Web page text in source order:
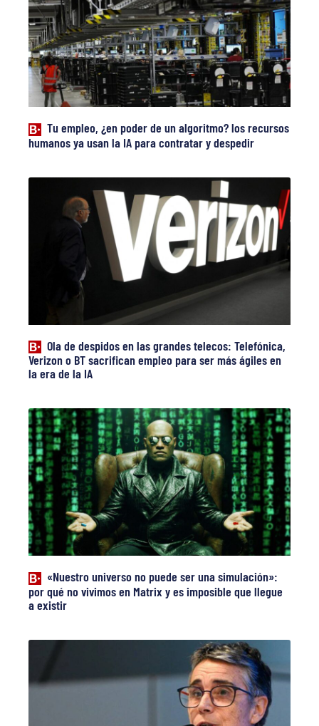
Tu empleo, ¿en poder de un algoritmo? los recursos
humanos ya usan la IA para contratar y despedir
Ola de despidos en las grandes telecos: Telefónica,
Verizon o BT sacrifican empleo para ser más ágiles en
la era de la IA
«Nuestro universo no puede ser una simulación»:
por qué no vivimos en Matrix y es imposible que llegue
a existir